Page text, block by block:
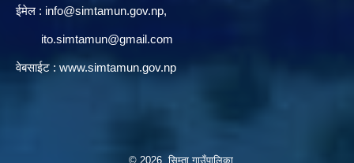
ईमेल‌ : info@simtamun.gov.np,
ito.simtamun@gmail.com
वेबसाईट : www.simtamun.gov.np
© 2026 सिम्ता गाउँपालिका